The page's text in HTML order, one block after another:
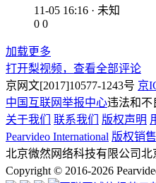
11-05 16:16 · 未知
0 0
加载更多
打开梨视频，查看全部评论
京网文[2017]10577-1243号 京
中国互联网举报中心违法和不
关于我们
联系我们 版权声明
Pearvideo International 版权销
北京微然网络科技有限公司北
Copyright © 2016-2026